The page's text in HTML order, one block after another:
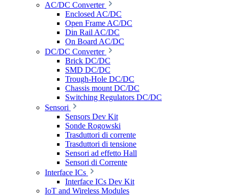
AC/DC Converter
Enclosed AC/DC
Open Frame AC/DC
Din Rail AC/DC
On Board AC/DC
DC/DC Converter
Brick DC/DC
SMD DC/DC
Trough-Hole DC/DC
Chassis mount DC/DC
Switching Regulators DC/DC
Sensori
Sensors Dev Kit
Sonde Rogowski
Trasduttori di corrente
Trasduttori di tensione
Sensori ad effetto Hall
Sensori di Corrente
Interface ICs
Interface ICs Dev Kit
IoT and Wireless Modules